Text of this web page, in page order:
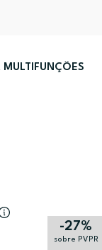
MULTIFUNÇÕES
-27%
sobre PVPR